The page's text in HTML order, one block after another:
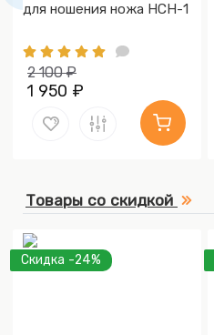
для ношения ножа НСН-1
2 100 ₽
1 950 ₽
Товары со скидкой
Скидка -24%